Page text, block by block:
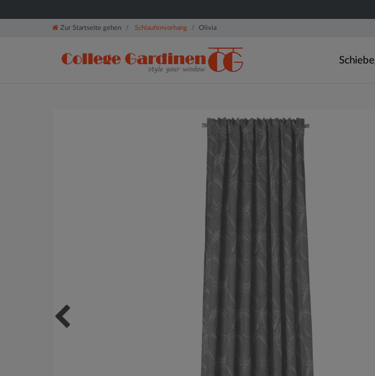
Zur Startseite gehen Schlaufenvorhang Olivia